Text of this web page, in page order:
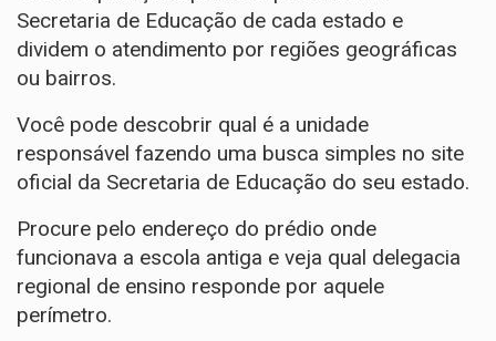
Secretaria de Educação de cada estado e
dividem o atendimento por regiões geográficas
ou bairros.
Você pode descobrir qual é a unidade
responsável fazendo uma busca simples no site
oficial da Secretaria de Educação do seu estado.
Procure pelo endereço do prédio onde
funcionava a escola antiga e veja qual delegacia
regional de ensino responde por aquele
perímetro.